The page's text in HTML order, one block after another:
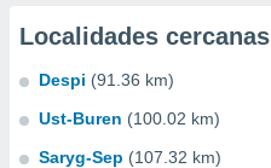
Localidades cercanas
Despi (91.36 km)
Ust-Buren (100.02 km)
Saryg-Sep (107.32 km)